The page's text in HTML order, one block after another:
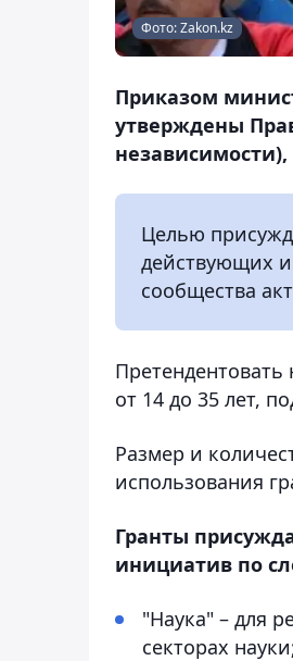
Фото: Zakon.kz
Приказом
утверждены
Целью
действующих
сообщества
Претендентовать
от 14 до 35 лет,
Размер и
использования
Гранты
инициатив по
"Наука" – для
секторах